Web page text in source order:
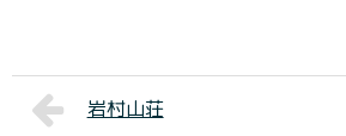
岩村山荘